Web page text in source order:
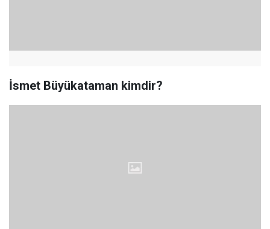
İsmet Büyükataman kimdir?